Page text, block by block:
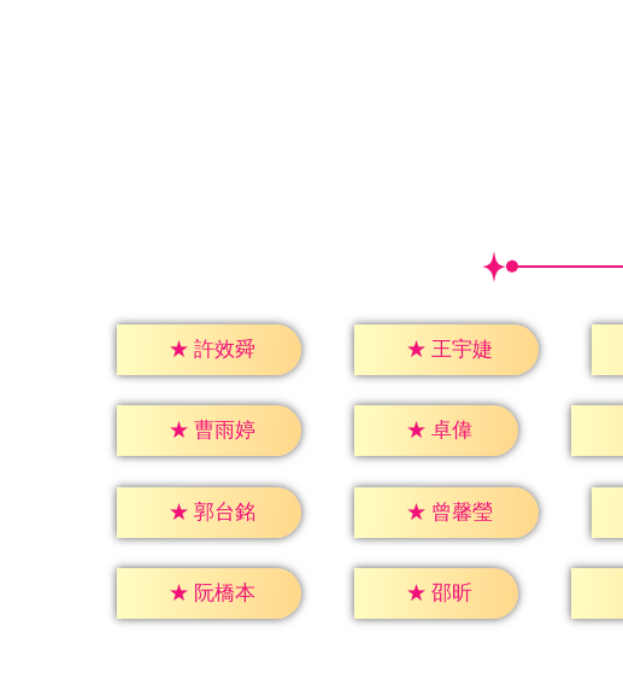
★ 許效舜 ★ 王宇婕
★ 曹雨婷 ★ 卓偉
★ 郭台銘 ★ 曾馨瑩
★ 阮橋本 ★ 邵昕